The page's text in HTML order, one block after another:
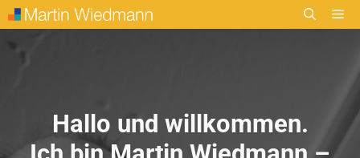
Zum
Inhalt
Hallo und willkommen.